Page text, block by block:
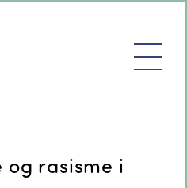
og rasisme i